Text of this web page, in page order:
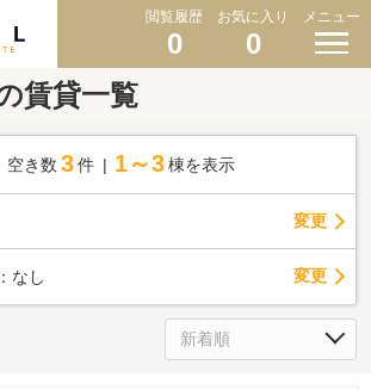
閲覧履歴
0
お気に入り
0
メニュー
賃貸一覧
空き数 3 件 1～3 棟を表示
変更
なし 変更